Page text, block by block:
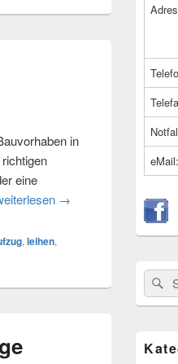
in
eine
Lastenaufzug – Senden
→
, leihen,
eMail:
Suche
nach: